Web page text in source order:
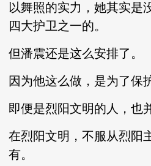
以舞照的实力，她其实是
四大护卫之一的。
但潘震还是这么安排了。
因为他这么做，是为了保
即便是烈阳文明的人，也
在烈阳文明，不服从烈阳
有。